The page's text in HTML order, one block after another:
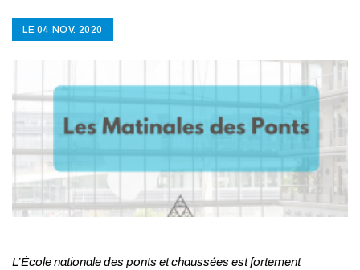
LE 04 NOV. 2020
L’École nationale des ponts et chaussées est fortement